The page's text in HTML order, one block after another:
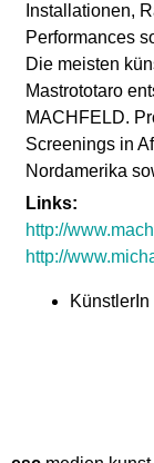
a
b
o
Installationen,
Performances
Die meisten
Mastrototaro
MACHFELD.
Screenings in
Nordamerika
Links:
http://
http://
KünstlerIn
h